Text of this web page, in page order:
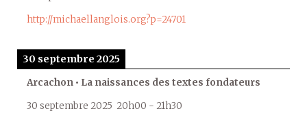
http://michaellanglois.org?p=24701
30 septembre 2025
Arcachon • La naissances des textes fondateurs
30 septembre 2025 20h00 - 21h30